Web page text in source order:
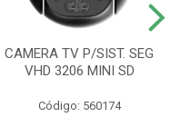
CAMERA TV P/SIST. SEG
VHD 3206 MINI SD
Código: 560174